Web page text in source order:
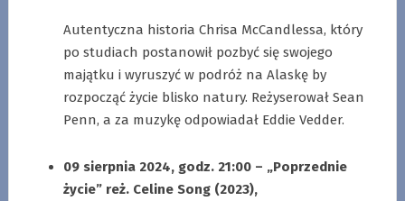
Autentyczna historia Chrisa McCandlessa, który
po studiach postanowił pozbyć się swojego
majątku i wyruszyć w podróż na Alaskę by
rozpocząć życie blisko natury. Reżyserował Sean
Penn, a za muzykę odpowiadał Eddie Vedder.
09 sierpnia 2024, godz. 21:00 – „Poprzednie
życie” reż. Celine Song (2023),